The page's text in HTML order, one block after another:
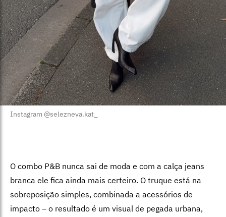
Instagram @selezneva.kat_
O combo P&B nunca sai de moda e com a calça jeans
branca ele fica ainda mais certeiro. O truque está na
sobreposição simples, combinada a acessórios de
impacto – o resultado é um visual de pegada urbana,